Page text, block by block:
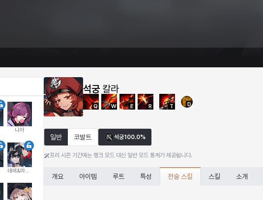
니아
석궁 칼라
Q W E R T D
일반 코발트 석궁100.0%
프리 시즌 기간에는 랭크 모드 대신 일반 모드 통계가 제공됩니다.
개요 아이템 루트 특성 전술 스킬 스킬 소개